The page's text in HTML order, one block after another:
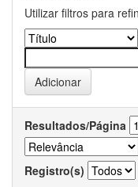
Utilizar filtros para
Resultados/Página
Registro(s)